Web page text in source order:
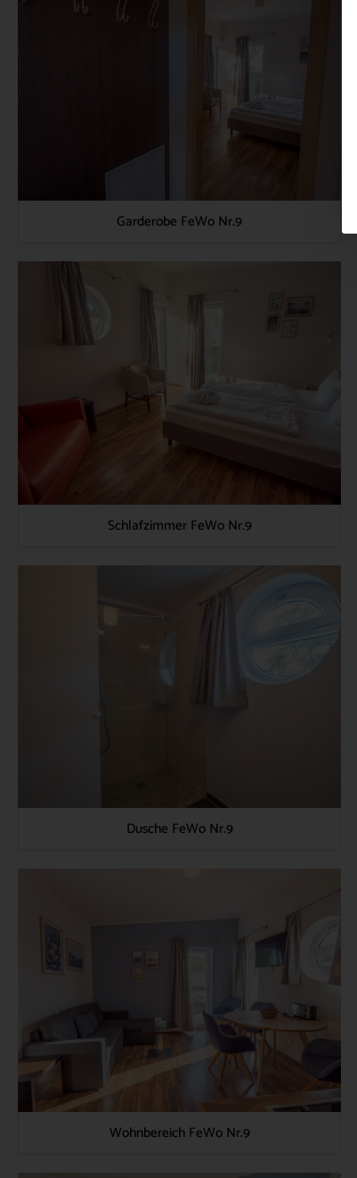
Garderobe FeWo Nr.9
Schlafzimmer FeWo Nr.9
Dusche FeWo Nr.9
Wohnbereich FeWo Nr.9